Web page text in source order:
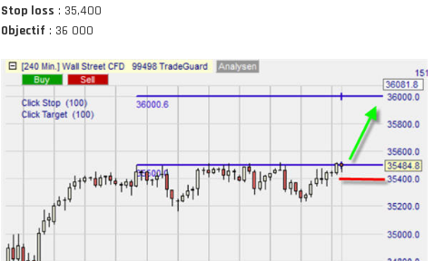
Stop loss : 35,400
Objectif : 36 000